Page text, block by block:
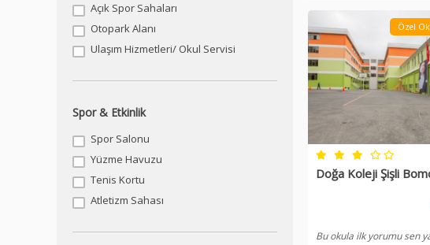
Açık Spor Sahaları
Otopark Alanı
Ulaşım Hizmetleri/ Okul Servisi
Spor & Etkinlik
Spor Salonu
Yüzme Havuzu
Tenis Kortu
Atletizm Sahası
Özel
Doğa Koleji Şişli
Bu okula ilk yorumu sen